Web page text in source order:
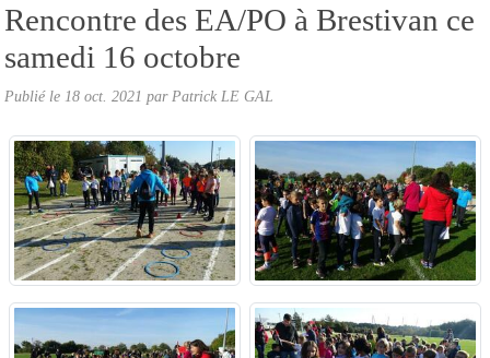
Rencontre des EA/PO à Brestivan ce
samedi 16 octobre
Publié le 18 oct. 2021 par Patrick LE GAL